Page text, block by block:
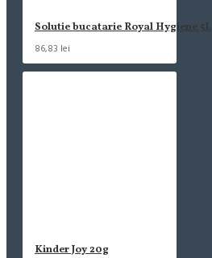
Solutie bucatarie Royal Hygiene 5L
86,83 lei
Kinder Joy 20g